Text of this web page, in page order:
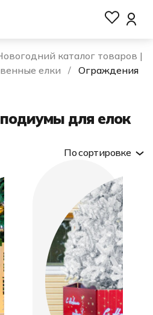
каталог товаров |
елки
Ограждения
для елок
По сортировке